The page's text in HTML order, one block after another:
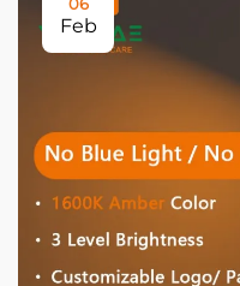
Feb